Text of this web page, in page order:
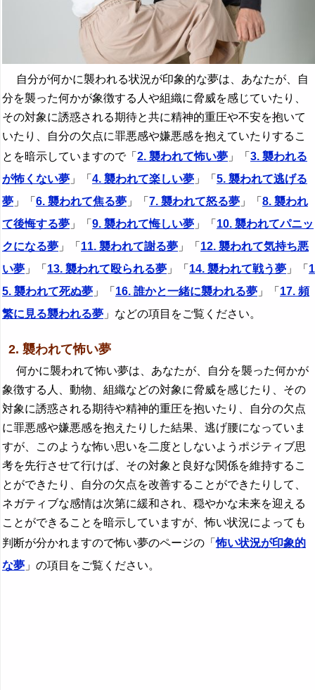
自分が何かに襲われる状況が印象的な夢は、あなたが、自
分を襲った何かが象徴する人や組織に脅威を感じていたり、
その対象に誘惑される期待と共に精神的重圧や不安を抱いて
いたり、自分の欠点に罪悪感や嫌悪感を抱えていたりするこ
とを暗示していますので「 2. 襲われて怖い夢 」「 3. 襲われる
が怖くない夢 」「 4. 襲われて楽しい夢 」「 5. 襲われて逃げる
夢 」「 6. 襲われて焦る夢 」「 7. 襲われて怒る夢 」「 8. 襲われ
て後悔する夢 」「 9. 襲われて悔しい夢 」「 10. 襲われてパニッ
クになる夢 」「 11. 襲われて謝る夢 」「 12. 襲われて気持ち悪
い夢 」「 13. 襲われて殴られる夢 」「 14. 襲われて戦う夢 」「 1
5. 襲われて死ぬ夢 」「 16. 誰かと一緒に襲われる夢 」「 17. 頻
繁に見る襲われる夢 」などの項目をご覧ください。
2. 襲われて怖い夢
何かに襲われて怖い夢は、あなたが、自分を襲った何かが
象徴する人、動物、組織などの対象に脅威を感じたり、その
対象に誘惑される期待や精神的重圧を抱いたり、自分の欠点
に罪悪感や嫌悪感を抱えたりした結果、逃げ腰になっていま
すが、このような怖い思いを二度としないようポジティブ思
考を先行させて行けば、その対象と良好な関係を維持するこ
とができたり、自分の欠点を改善することができたりして、
ネガティブな感情は次第に緩和され、穏やかな未来を迎える
ことができることを暗示していますが、怖い状況によっても
判断が分かれますので怖い夢のページの「怖い状況が印象的
な夢 」の項目をご覧ください。